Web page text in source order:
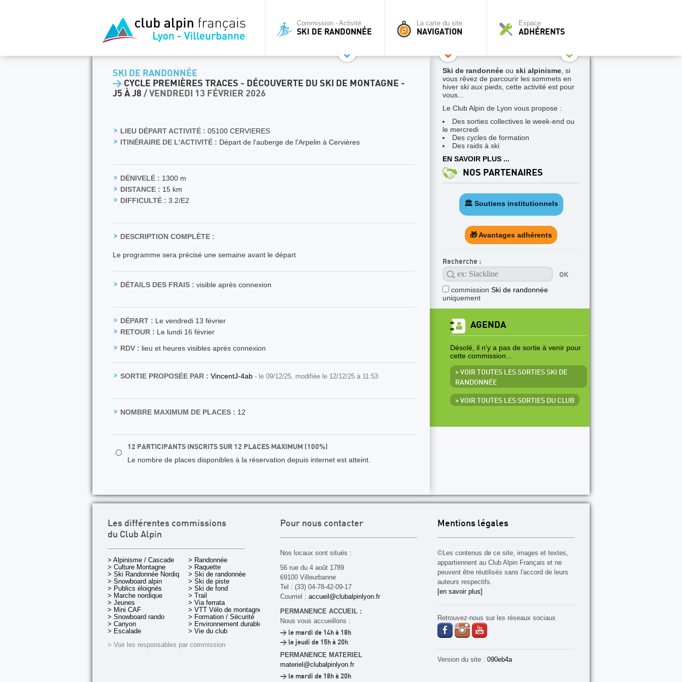
Commission - Activité
SKI DE RANDONNÉE
La carte du site
NAVIGATION
Espace
ADHÉRENTS
SKI DE RANDONNÉE
> CYCLE PREMIÈRES TRACES - DÉCOUVERTE DU SKI DE MONTAGNE -
J5 À J8 / VENDREDI 13 FÉVRIER 2026
LIEU DÉPART ACTIVITÉ : 05100 CERVIERES
ITINÉRAIRE DE L'ACTIVITÉ : Départ de l'auberge de l'Arpelin à Cervières
DÉNIVELÉ : 1300 m
DISTANCE : 15 km
DIFFICULTÉ : 3.2/E2
DESCRIPTION COMPLÈTE :
Le programme sera précisé une semaine avant le départ
DÉTAILS DES FRAIS : visible après connexion
DÉPART : Le vendredi 13 février
RETOUR : Le lundi 16 février
RDV : lieu et heures visibles après connexion
SORTIE PROPOSÉE PAR : VincentJ-4ab - le 09/12/25, modifiée le 12/12/25 à 11:53
NOMBRE MAXIMUM DE PLACES : 12
⚪
12 PARTICIPANTS INSCRITS SUR 12 PLACES MAXIMUM (100%)
Le nombre de places disponibles à la réservation depuis internet est atteint.
Ski de randonnée ou ski alpinisme , si
vous rêvez de parcourir les sommets en
hiver ski aux pieds, cette activité est pour
vous...
Le Club Alpin de Lyon vous propose :
Des sorties collectives le week-end ou
le mercredi
Des cycles de formation
Des raids à ski
EN SAVOIR PLUS ...
NOS PARTENAIRES
🏛️ Soutiens institutionnels
🎁 Avantages adhérents
Recherche :
commission Ski de randonnée
uniquement
AGENDA
Désolé, il n'y a pas de sortie à venir pour
cette commission...
> VOIR TOUTES LES SORTIES SKI DE
RANDONNÉE
> VOIR TOUTES LES SORTIES DU CLUB
Les différentes commissions
du Club Alpin
> Alpinisme / Cascade
> Culture Montagne
> Ski Randonnée Nordique
> Snowboard alpin
> Publics éloignés
> Marche nordique
> Jeunes
> Mini CAF
> Snowboard rando
> Canyon
> Escalade
> Randonnée
> Raquette
> Ski de randonnée
> Ski de piste
> Ski de fond
> Trail
> Via ferrata
> VTT Vélo de montagne
> Formation / Sécurité
> Environnement durable
> Vie du club
> Voir les responsables par commission
Pour nous contacter
Nos locaux sont situés :
56 rue du 4 août 1789
69100 Villeurbanne
Tel : (33) 04-78-42-09-17
Courriel : accueil@clubalpinlyon.fr
PERMANENCE ACCUEIL :
Nous vous accueillons :
> le mardi de 14h à 18h
> le jeudi de 15h à 20h
PERMANENCE MATERIEL
materiel@clubalpinlyon.fr
> le mardi de 18h à 20h
Mentions légales
©Les contenus de ce site, images et textes,
appartiennent au Club Alpin Français et ne
peuvent être réutilisés sans l'accord de leurs
auteurs respectifs.
[en savoir plus]
Retrouvez-nous sur les réseaux sociaux
Version du site : 090eb4a